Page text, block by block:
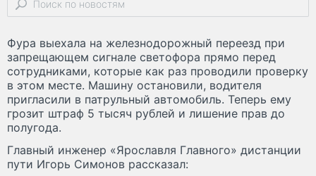
Фура выехала на железнодорожный переезд при
запрещающем сигнале светофора прямо перед
сотрудниками, которые как раз проводили проверку
в этом месте. Машину остановили, водителя
пригласили в патрульный автомобиль. Теперь ему
грозит штраф 5 тысяч рублей и лишение прав до
полугода.
Главный инженер «Ярославля Главного» дистанции
пути Игорь Симонов рассказал: